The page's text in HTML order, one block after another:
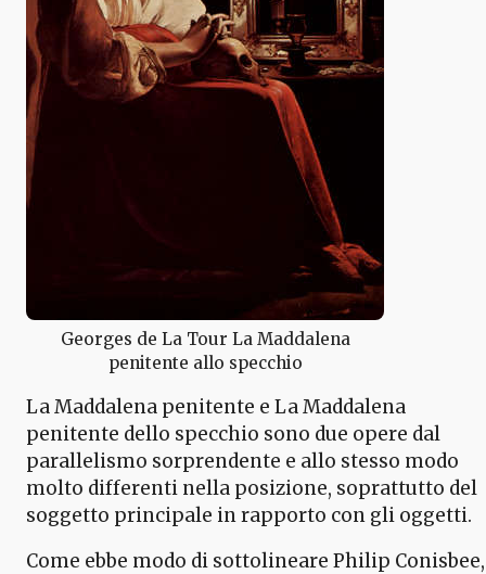
Georges de La Tour La Maddalena
penitente allo specchio
La Maddalena penitente e La Maddalena
penitente dello specchio sono due opere dal
parallelismo sorprendente e allo stesso modo
molto differenti nella posizione, soprattutto del
soggetto principale in rapporto con gli oggetti.
Come ebbe modo di sottolineare Philip Conisbee,